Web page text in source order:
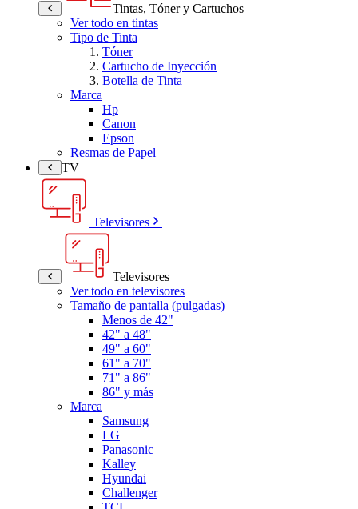
Tintas, Tóner y Cartuchos
Ver todo en tintas
Tipo de Tinta
Tóner
Cartucho de Inyección
Botella de Tinta
Marca
Hp
Canon
Epson
Resmas de Papel
TV
Televisores
Televisores
Ver todo en televisores
Tamaño de pantalla (pulgadas)
Menos de 42"
42" a 48"
49" a 60"
61" a 70"
71" a 86"
86" y más
Marca
Samsung
LG
Panasonic
Kalley
Hyundai
Challenger